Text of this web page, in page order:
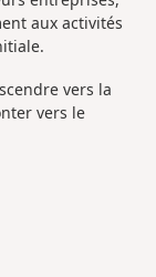
aux activités
vers la
vers le